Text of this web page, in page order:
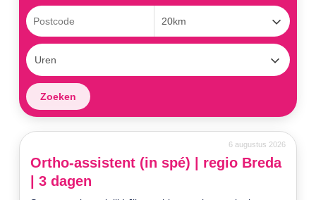
6 augustus 2026
Ortho-assistent (in spé) | regio Breda
| 3 dagen